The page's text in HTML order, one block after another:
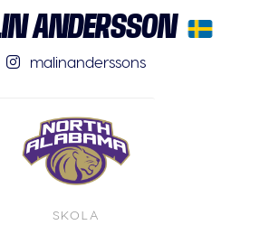
ANDERSSON
malinanderssons
SKOLA